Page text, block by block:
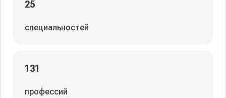
25
специальностей
131
профессий